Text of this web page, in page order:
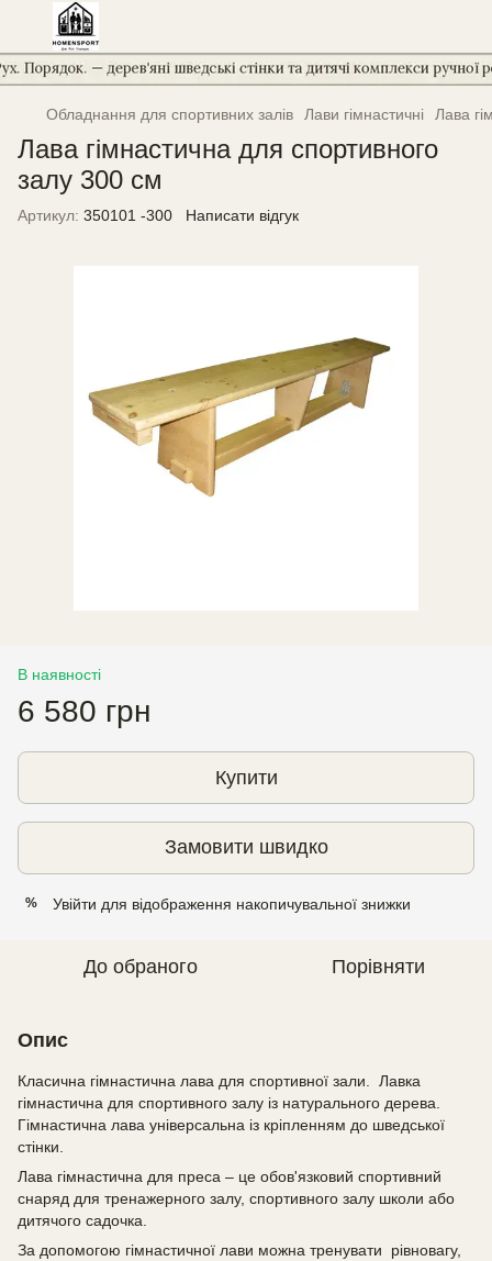
Обладнання для спортивних залів Лави гімнастичні Лава
Лава гімнастична для спортивного
залу 300 см
Артикул: 350101 -300 Написати відгук
В наявності
6 580 грн
Купити
Замовити швидко
% Увійти для відображення накопичувальної знижки
До обраного Порівняти
Опис
Класична гімнастична лава для спортивної зали. Лавка
гімнастична для спортивного залу із натурального дерева.
Гімнастична лава універсальна із кріпленням до шведської
стінки.
Лава гімнастична для преса – це обов'язковий спортивний
снаряд для тренажерного залу, спортивного залу школи або
дитячого садочка.
За допомогою гімнастичної лави можна тренувати рівновагу,